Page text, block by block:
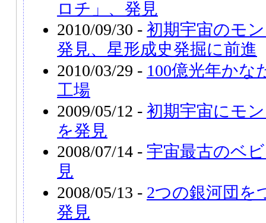
ロチ」、発見
2010/09/30 - 初期宇宙のモ
発見、星形成史発掘に前進
2010/03/29 - 100億光年かな
工場
2009/05/12 - 初期宇宙にモ
を発見
2008/07/14 - 宇宙最古のベ
見
2008/05/13 - 2つの銀河団を
発見